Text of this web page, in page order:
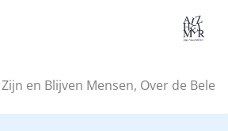
en Blijven Mensen, Over de